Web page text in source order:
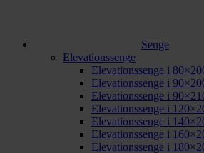
Senge
Elevationssenge
Elevationssenge i
Elevationssenge i
Elevationssenge i
Elevationssenge i
Elevationssenge i
Elevationssenge i
Elevationssenge i